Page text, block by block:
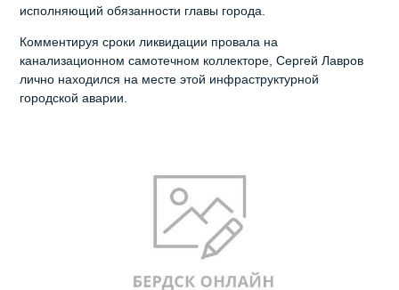
исполняющий обязанности главы города.
Комментируя сроки ликвидации провала на
канализационном самотечном коллекторе, Сергей Лавров
лично находился на месте этой инфраструктурной
городской аварии.